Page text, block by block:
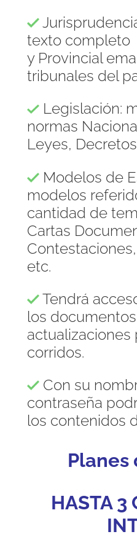
texto completo
y Provincial
tribunales del
Legislación:
normas
Leyes,
Modelos de
modelos
cantidad de
Cartas
etc.
Tendrá
los
actualizaciones
corridos.
Con su
contraseña
los contenidos
Planes
HASTA 3